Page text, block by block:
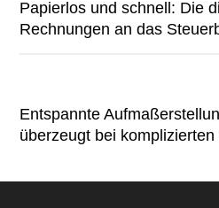
Papierlos und schnell: Die
Rechnungen an das
Entspannte
überzeugt bei